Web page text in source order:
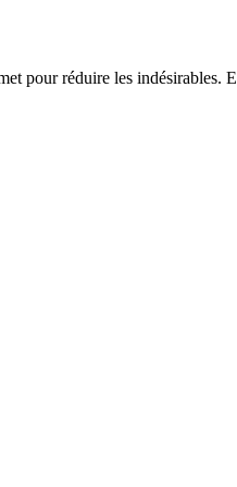
pour réduire les indésirables.